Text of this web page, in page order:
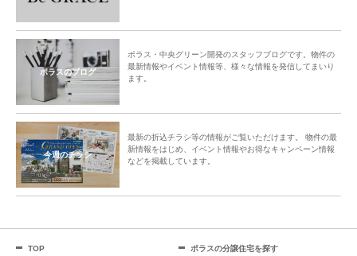
ポラスのブログ
ポラス・中央グリーン開発のスタッフブログです。物件の
最新情報やイベント情報等、様々な情報を発信してまいり
ます。
今週のチラシ
最新の折込チラシ等の情報がご覧いただけます。 物件の最
新情報をはじめ、イベント情報やお得なキャンペーン情報
などを掲載しています。
TOP ポラスの分譲住宅を探す